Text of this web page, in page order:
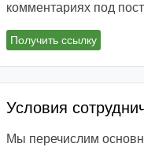
комментариях под
Получить ссылку
Условия
Мы перечислим